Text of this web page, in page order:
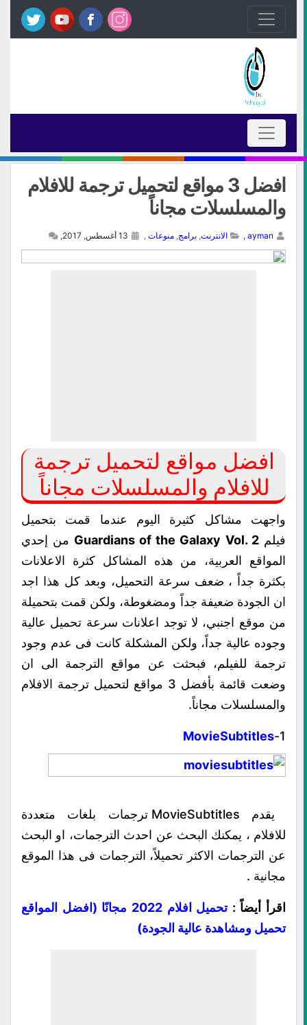
افضل 3 مواقع لتحميل ترجمة للافلام
والمسلسلات مجاناً
ayman
, الانترنت, برامج, منوعات ,
افضل مواقع لتحميل ترجمة
للافلام والمسلسلات مجاناً
واجهت مشاكل كثيرة اليوم عندما قمت بتحميل
فيلمGuardians of the Galaxy Vol. 2 من إحدي
المواقع العربية، من هذه المشاكل كثرة الاعلانات
بكثرة جداً ، ضعف سرعة التحميل، وبعد كل هذا اجد
ان الجودة ضعيفة جداً ومضغوطة، ولكن قمت بتحميلة
من موقع اجنبي، لا توجد اعلانات سرعة تحميل عالية
وجوده عالية جداً، ولكن المشكلة كانت فى عدم وجود
ترجمة للفيلم، فبحثت عن مواقع الترجمة الى ان
وضعت قائمة بأفضل 3 مواقع لتحميل ترجمة الافلام
والمسلسلات مجاناً.
1-
MovieSubtitles
يقدم MovieSubtitles ترجمات بلغات متعددة
للافلام ، يمكنك البحث عن احدث الترجمات، او البحث
عن الترجمات الاكثر تحميلاً، الترجمات فى هذا الموقع
مجانية .
اقرأ أيضاً :
تحميل افلام 2022 مجانًا (افضل المواقع
تحميل ومشاهدة عالية الجودة)